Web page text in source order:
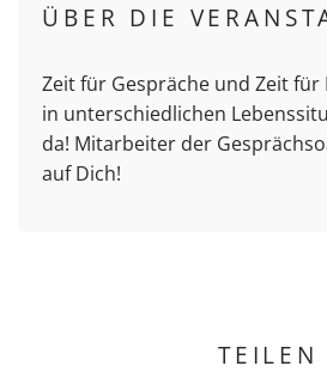
ÜBER DIE
Zeit für Gespräche und Zeit für
in unterschiedlichen
da! Mitarbeiter der
auf Dich!
TEILEN